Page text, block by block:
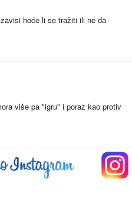
hoće li se tražiti ili ne da
više pa "igru" i poraz kao protiv